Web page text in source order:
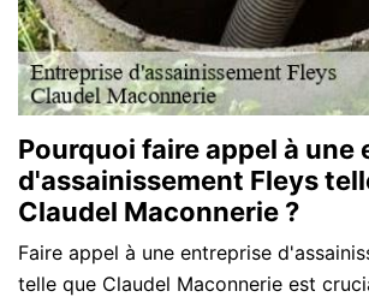
Pourquoi faire appel à une
d'assainissement Fleys
Claudel Maconnerie ?
Faire appel à une entreprise
telle que Claudel Maconnerie est